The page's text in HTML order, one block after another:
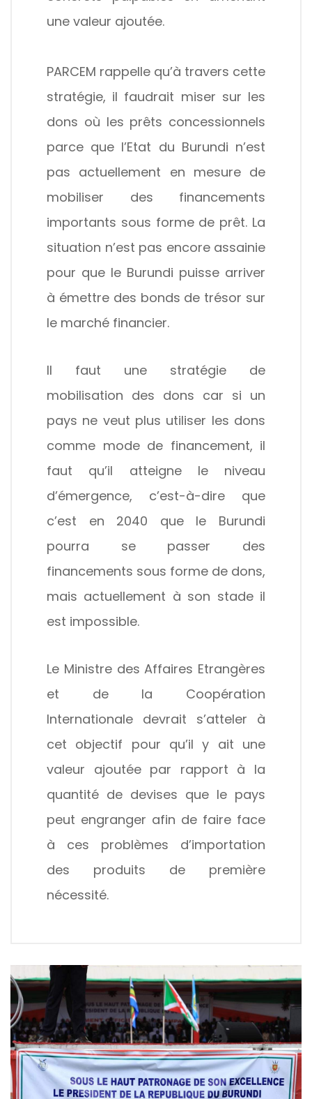
une valeur ajoutée.
PARCEM rappelle qu’à travers cette
stratégie, il faudrait miser sur les
dons où les prêts concessionnels
parce que l’Etat du Burundi n’est
pas actuellement en mesure de
mobiliser des financements
importants sous forme de prêt. La
situation n’est pas encore assainie
pour que le Burundi puisse arriver
à émettre des bonds de trésor sur
le marché financier.
Il faut une stratégie de
mobilisation des dons car si un
pays ne veut plus utiliser les dons
comme mode de financement, il
faut qu’il atteigne le niveau
d’émergence, c’est-à-dire que
c’est en 2040 que le Burundi
pourra se passer des
financements sous forme de dons,
mais actuellement à son stade il
est impossible.
Le Ministre des Affaires Etrangères
et de la Coopération
Internationale devrait s’atteler à
cet objectif pour qu’il y ait une
valeur ajoutée par rapport à la
quantité de devises que le pays
peut engranger afin de faire face
à ces problèmes d’importation
des produits de première
nécessité.